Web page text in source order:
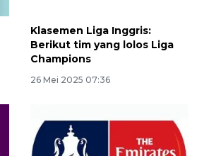
Klasemen Liga Inggris:
Berikut tim yang lolos Liga
Champions
26 Mei 2025 07:36